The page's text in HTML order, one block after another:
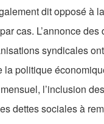
dit opposé à
cas. L’annonce
syndicales
la politique
l’inclusion
dettes sociales à